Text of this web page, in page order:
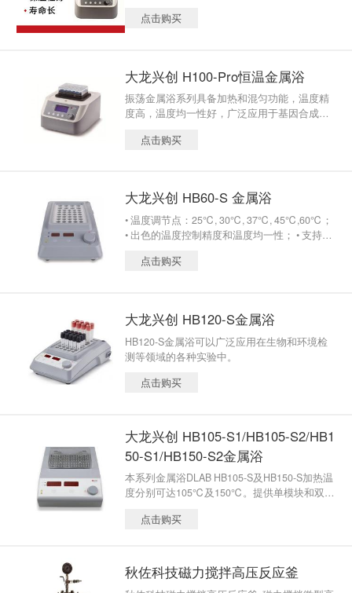
生长等领域。
点击购买
大龙兴创 H100-Pro恒温金属浴
振荡金属浴系列具备加热和混匀功能，温度精
度高，温度均一性好，广泛应用于基因合成、
生长等领域。
点击购买
大龙兴创 HB60-S 金属浴
• 温度调节点：25℃, 30℃, 37℃, 45℃,60℃；
• 出色的温度控制精度和温度均一性； • 支持定
过温保护功能；
点击购买
大龙兴创 HB120-S金属浴
HB120-S金属浴可以广泛应用在生物和环境检
测等领域的各种实验中。
点击购买
大龙兴创 HB105-S1/HB105-S2/HB1
50-S1/HB150-S2金属浴
本系列金属浴DLAB HB105-S及HB150-S加热温
度分别可达105℃及150℃。提供单模块和双模
实验室的各种应用。
点击购买
秋佐科技磁力搅拌高压反应釜